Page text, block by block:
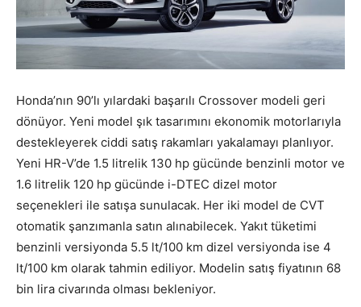
Honda’nın 90’lı yılardaki başarılı Crossover modeli geri
dönüyor. Yeni model şık tasarımını ekonomik motorlarıyla
destekleyerek ciddi satış rakamları yakalamayı planlıyor.
Yeni HR-V’de 1.5 litrelik 130 hp gücünde benzinli motor ve
1.6 litrelik 120 hp gücünde i-DTEC dizel motor
seçenekleri ile satışa sunulacak. Her iki model de CVT
otomatik şanzımanla satın alınabilecek. Yakıt tüketimi
benzinli versiyonda 5.5 lt/100 km dizel versiyonda ise 4
lt/100 km olarak tahmin ediliyor. Modelin satış fiyatının 68
bin lira civarında olması bekleniyor.